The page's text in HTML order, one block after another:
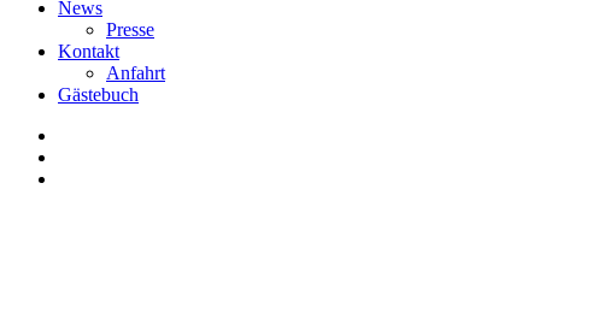
News
Presse
Kontakt
Anfahrt
Gästebuch